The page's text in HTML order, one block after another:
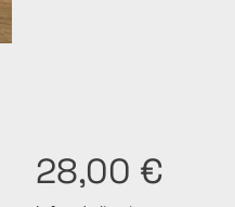
28,00 €Prix